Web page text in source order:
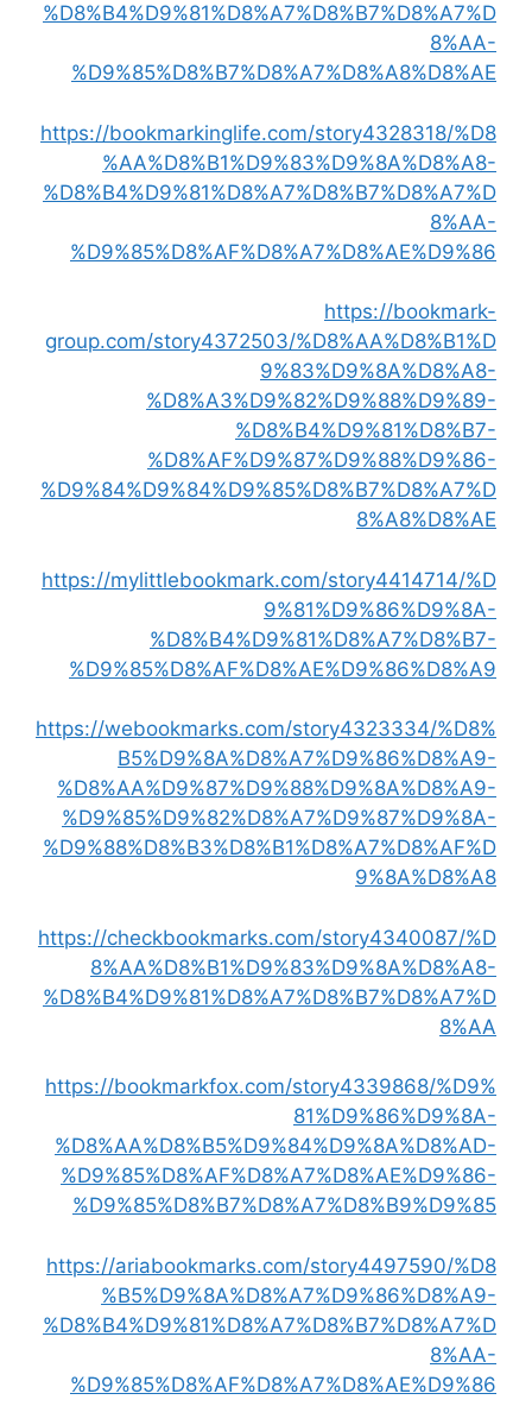
%D8%B4%D9%81%D8%A7%D8%B7%D8%A7%D
8%AA-
%D9%85%D8%B7%D8%A7%D8%A8%D8%AE
https://bookmarkinglife.com/story4328318/%D8
%AA%D8%B1%D9%83%D9%8A%D8%A8-
%D8%B4%D9%81%D8%A7%D8%B7%D8%A7%D
8%AA-
%D9%85%D8%AF%D8%A7%D8%AE%D9%86
https://bookmark-
group.com/story4372503/%D8%AA%D8%B1%D
9%83%D9%8A%D8%A8-
%D8%A3%D9%82%D9%88%D9%89-
%D8%B4%D9%81%D8%B7-
%D8%AF%D9%87%D9%88%D9%86-
%D9%84%D9%84%D9%85%D8%B7%D8%A7%D
8%A8%D8%AE
https://mylittlebookmark.com/story4414714/%D
9%81%D9%86%D9%8A-
%D8%B4%D9%81%D8%A7%D8%B7-
%D9%85%D8%AF%D8%AE%D9%86%D8%A9
https://webookmarks.com/story4323334/%D8%
B5%D9%8A%D8%A7%D9%86%D8%A9-
%D8%AA%D9%87%D9%88%D9%8A%D8%A9-
%D9%85%D9%82%D8%A7%D9%87%D9%8A-
%D9%88%D8%B3%D8%B1%D8%A7%D8%AF%D
9%8A%D8%A8
https://checkbookmarks.com/story4340087/%D
8%AA%D8%B1%D9%83%D9%8A%D8%A8-
%D8%B4%D9%81%D8%A7%D8%B7%D8%A7%D
8%AA
https://bookmarkfox.com/story4339868/%D9%
81%D9%86%D9%8A-
%D8%AA%D8%B5%D9%84%D9%8A%D8%AD-
%D9%85%D8%AF%D8%A7%D8%AE%D9%86-
%D9%85%D8%B7%D8%A7%D8%B9%D9%85
https://ariabookmarks.com/story4497590/%D8
%B5%D9%8A%D8%A7%D9%86%D8%A9-
%D8%B4%D9%81%D8%A7%D8%B7%D8%A7%D
8%AA-
%D9%85%D8%AF%D8%A7%D8%AE%D9%86